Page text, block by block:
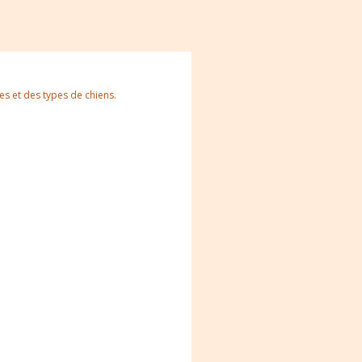
et des types de chiens.